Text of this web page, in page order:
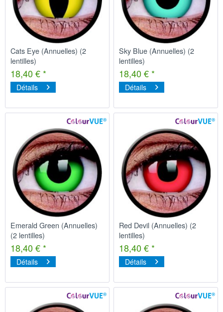
Cats Eye (Annuelles) (2
lentilles)
18,40 € *
Détails
Sky Blue (Annuelles) (2
lentilles)
18,40 € *
Détails
Emerald Green (Annuelles)
(2 lentilles)
18,40 € *
Détails
Red Devil (Annuelles) (2
lentilles)
18,40 € *
Détails